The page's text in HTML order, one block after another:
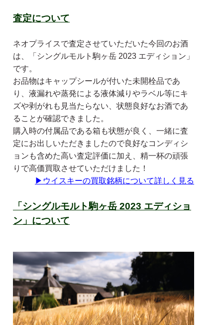
査定について
ネオプライスで査定させていただいた今回のお酒
は、「シングルモルト駒ヶ岳 2023 エディション」
です。
お品物はキャップシールが付いた未開栓品であ
り、液漏れや蒸発による液体減りやラベル等にキ
ズや剥がれも見当たらない、状態良好なお酒であ
ることが確認できました。
購入時の付属品である箱も状態が良く、一緒に査
定にお出しいただきましたので良好なコンディシ
ョンも含めた高い査定評価に加え、精一杯の頑張
りで高価買取させていただけました！
▶ ウイスキーの買取銘柄について詳しく見る
「シングルモルト駒ヶ岳 2023 エディショ
ン」について